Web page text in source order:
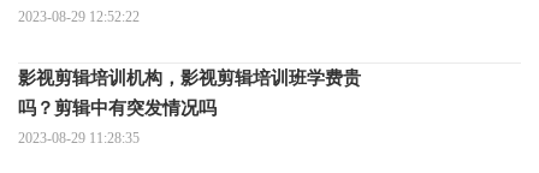
2023-08-29 12:52:22
影视剪辑培训机构，影视剪辑培训班学费贵
吗？剪辑中有突发情况吗
2023-08-29 11:28:35